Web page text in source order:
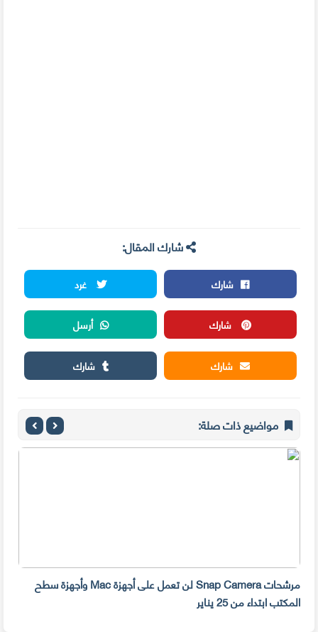
شارك المقال:
شارك
غرد
شارك
أرسل
شارك
شارك
مواضيع ذات صلة:
مرشحات Snap Camera لن تعمل على أجهزة Mac وأجهزة سطح
المكتب ابتداء من 25 يناير